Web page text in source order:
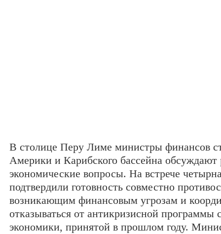
В столице Перу Лиме министры финансов
Америки и Карибского бассейна обсуждают
экономические вопросы. На встрече
подтвердили готовность совместно
возникающим финансовым угрозам и
отказываться от антикризисной программы
экономики, принятой в прошлом году.